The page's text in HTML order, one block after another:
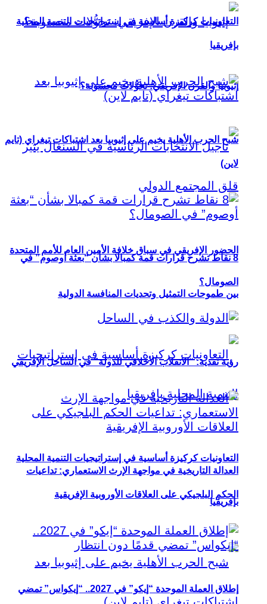
إثيوبيا والقرن الإفريقي: تحوُّلات محسوبة؟
الحضور الإفريقي في سباق خلافة الأمين العام للأمم المتحدة
بين طموحات التمثيل وتحديات المنافسة الدولية
التعاونيات كركيزة أساسية في إستراتيجيات التنمية المحلية
بإفريقيا
التعاونيات كركيزة أساسية في إستراتيجيات التنمية المحلية
بإفريقيا
شبح الحرب الأهلية يخيم على إثيوبيا بعد اشتباكات تيغراي (تايم
لاين)
8 نقاط تشرح قرارات قمة كمبالا بشأن “بعثة أوصوم” في
الصومال؟
رؤية نقدية: “الانقلاب الأخلاقي للدولة” في الساحل الإفريقي
العدالة التاريخية في مواجهة الإرث الاستعماري: تداعيات
الحكم البلجيكي على العلاقات الأوروبية الإفريقية
إطلاق العملة الموحدة “إيكو” في 2027.. “إيكواس” تمضي